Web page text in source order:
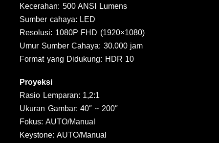
Kecerahan: 500 ANSI Lumens
Sumber cahaya: LED
Resolusi: 1080P FHD (1920×1080)
Umur Sumber Cahaya: 30.000 jam
Format yang Didukung: HDR 10
Proyeksi
Rasio Lemparan: 1,2:1
Ukuran Gambar: 40″ ~ 200″
Fokus: AUTO/Manual
Keystone: AUTO/Manual